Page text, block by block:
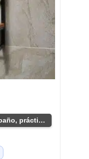
Estantería compacta para baño, práctica y decorativa.